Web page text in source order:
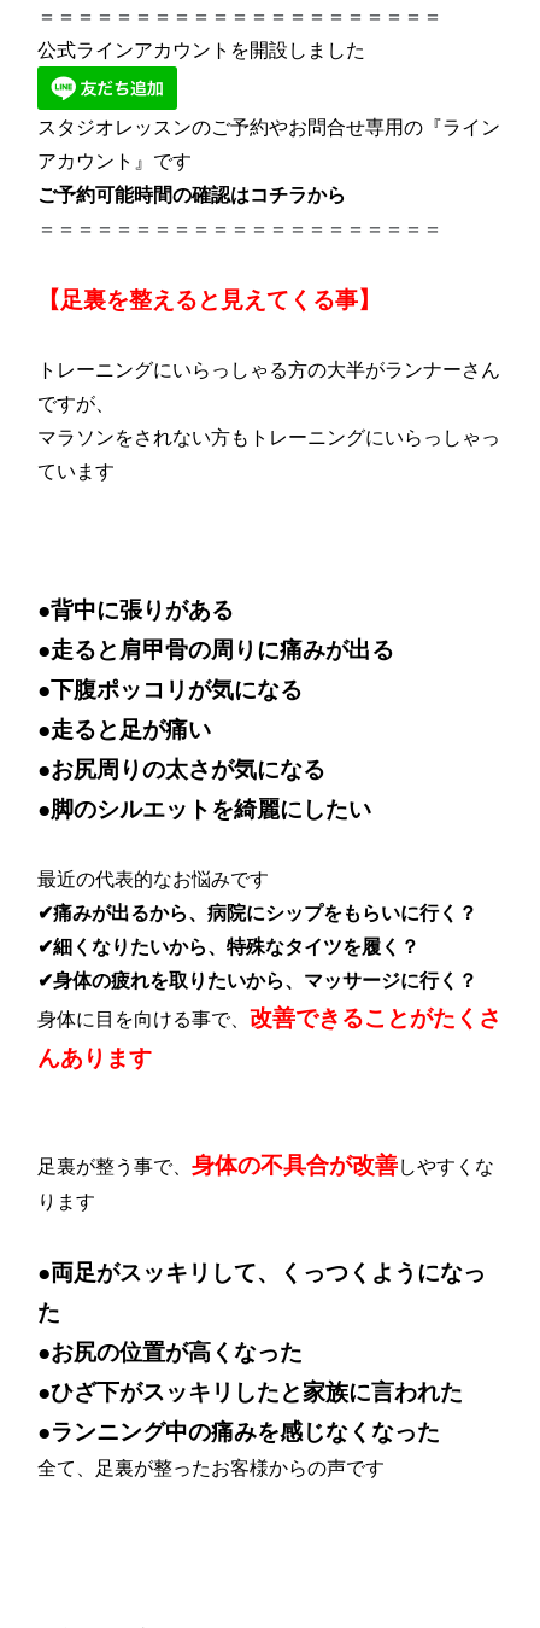
＝＝＝＝＝＝＝＝＝＝＝＝＝＝＝＝＝＝＝＝＝
公式ラインアカウントを開設しました
スタジオレッスンのご予約やお問合せ専用の『ライン
アカウント』です
ご予約可能時間の確認はコチラから
＝＝＝＝＝＝＝＝＝＝＝＝＝＝＝＝＝＝＝＝＝
【足裏を整えると見えてくる事】
トレーニングにいらっしゃる方の大半がランナーさん
ですが、
マラソンをされない方もトレーニングにいらっしゃっ
ています
●背中に張りがある
●走ると肩甲骨の周りに痛みが出る
●下腹ポッコリが気になる
●走ると足が痛い
●お尻周りの太さが気になる
●脚のシルエットを綺麗にしたい
最近の代表的なお悩みです
✔痛みが出るから、病院にシップをもらいに行く？
✔細くなりたいから、特殊なタイツを履く？
✔身体の疲れを取りたいから、マッサージに行く？
身体に目を向ける事で、 改善できることがたくさ
んあります
足裏が整う事で、 身体の不具合が改善しやすくな
ります
●両足がスッキリして、くっつくようになっ
た
●お尻の位置が高くなった
●ひざ下がスッキリしたと家族に言われた
●ランニング中の痛みを感じなくなった
全て、足裏が整ったお客様からの声です